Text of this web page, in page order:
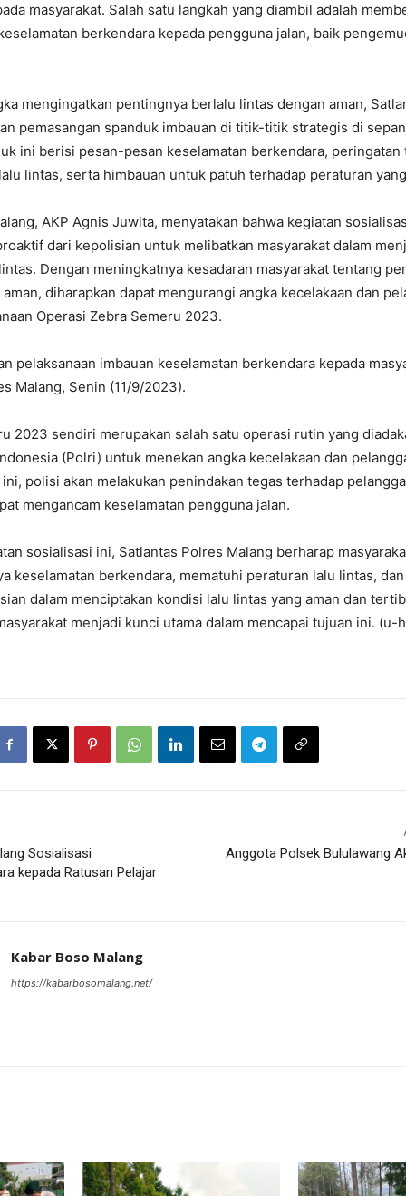
masyarakat. Salah satu langkah yang diambil adalah
berkendara kepada pengguna jalan, baik
mengingatkan pentingnya berlalu lintas dengan aman,
pemasangan spanduk imbauan di titik-titik strategis di
ini berisi pesan-pesan keselamatan berkendara, peringatan
lintas, serta himbauan untuk patuh terhadap peraturan
AKP Agnis Juwita, menyatakan bahwa kegiatan
dari kepolisian untuk melibatkan masyarakat dalam
Dengan meningkatnya kesadaran masyarakat tentang
diharapkan dapat mengurangi angka kecelakaan dan
Operasi Zebra Semeru 2023.
pelaksanaan imbauan keselamatan berkendara kepada
Malang, Senin (11/9/2023).
2023 sendiri merupakan salah satu operasi rutin yang
(Polri) untuk menekan angka kecelakaan dan
polisi akan melakukan penindakan tegas terhadap
mengancam keselamatan pengguna jalan.
sosialisasi ini, Satlantas Polres Malang berharap
keselamatan berkendara, mematuhi peraturan lalu lintas,
dalam menciptakan kondisi lalu lintas yang aman dan
menjadi kunci utama dalam mencapai tujuan ini. (u-
Sosialisasi
kepada Ratusan Pelajar
Anggota Polsek Bululawang
Kabar Boso Malang
https://kabarbosomalang.net/